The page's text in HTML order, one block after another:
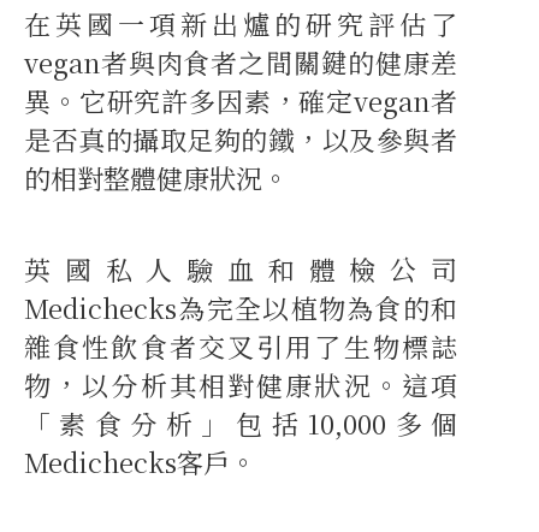
在英國一項新出爐的研究評估了
vegan者與肉食者之間關鍵的健康差
異。它研究許多因素，確定vegan者
是否真的攝取足夠的鐵，以及參與者
的相對整體健康狀況。
英國私人驗血和體檢公司
Medichecks為完全以植物為食的和
雜食性飲食者交叉引用了生物標誌
物，以分析其相對健康狀況。這項
「素食分析」包括10,000多個
Medichecks客戶。